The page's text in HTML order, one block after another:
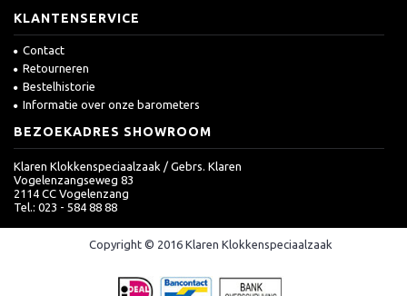
KLANTENSERVICE
Contact
Retourneren
Bestelhistorie
Informatie over onze barometers
BEZOEKADRES SHOWROOM
Klaren Klokkenspeciaalzaak / Gebrs. Klaren
Vogelenzangseweg 83
2114 CC Vogelenzang
Tel.: 023 - 584 88 88
Copyright © 2016 Klaren Klokkenspeciaalzaak